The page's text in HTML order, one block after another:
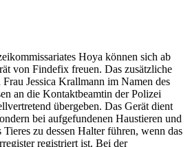
Hoya können sich ab
von Findefix freuen. Das zusätzliche
Jessica Krallmann im Namen des
an die Kontaktbeamtin der Polizei
übergeben. Das Gerät dient
bei aufgefundenen Haustieren und
zu dessen Halter führen, wenn das
registriert ist. Bei der